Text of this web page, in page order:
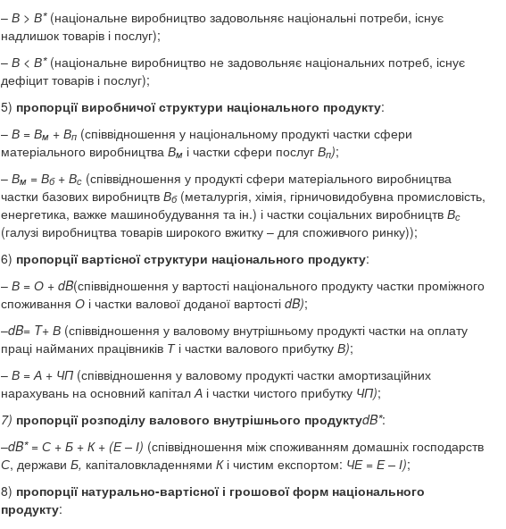
– В > В* (національне виробництво задовольняє націо­нальні потреби, існує
надлишок товарів і послуг);
– В < В* (національне виробництво не задовольняє на­ціональних потреб, існує
дефіцит товарів і послуг);
5) пропорції виробничої структури національного про­дукту:
– В = Вм + Вп (співвідношення у національному про­дукті частки сфери
матеріального виробництва Вм і частки сфери послуг Вп);
– Вм= Вб+ Вс (співвідношення у продукті сфери мате­ріального виробництва
частки базових виробництв Вб (ме­талургія, хімія, гірничовидобувна промисловість,
енерге­тика, важке машинобудування та ін.) і частки соціальних виробництв Вс
(галузі виробництва товарів широкого вжитку – для споживчого ринку));
6) пропорції вартісної структури національного про­дукту:
– В = О + dB(співвідношення у вартості національно­го продукту частки проміжного
споживання О і частки ва­лової доданої вартості dB);
–dB= T+ В (співвідношення у валовому внутрішньо­му продукті частки на оплату
праці найманих працівників Т і частки валового прибутку В);
– В = А + ЧП (співвідношення у валовому продукті частки амортизаційних
нарахувань на основний капітал А і частки чистого прибутку ЧП);
7) пропорції розподілу валового внутрішнього продук­туdB*:
–dB* = С + Б + К + (Е – І) (співвідношення між спо­живанням домашніх господарств
С, держави Б, капітало­вкладеннями К і чистим експортом: ЧЕ = Е – І);
8) пропорції натурально-вартісної і грошової форм на­ціонального
продукту: